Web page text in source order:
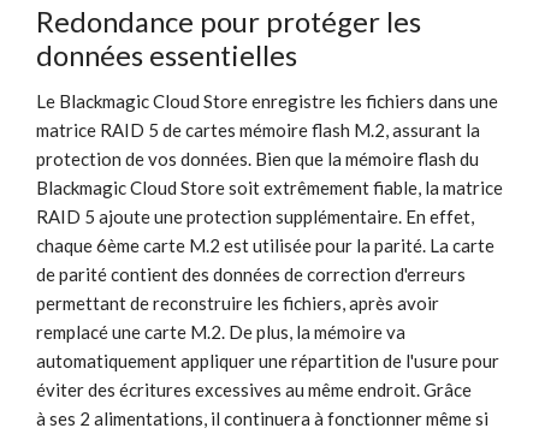
Redondance pour protéger les
données essentielles
Le Blackmagic Cloud Store enregistre les fichiers dans une
matrice RAID 5 de cartes mémoire flash M.2, assurant la
protection de vos données. Bien que la mémoire flash du
Blackmagic Cloud Store soit extrêmement fiable, la matrice
RAID 5 ajoute une protection supplémentaire. En effet,
chaque 6ème carte M.2 est utilisée pour la parité. La carte
de parité contient des données de correction d'erreurs
permettant de reconstruire les fichiers, après avoir
remplacé une carte M.2. De plus, la mémoire va
automatiquement appliquer une répartition de l'usure pour
éviter des écritures excessives au même endroit. Grâce
à ses 2 alimentations, il continuera à fonctionner même si